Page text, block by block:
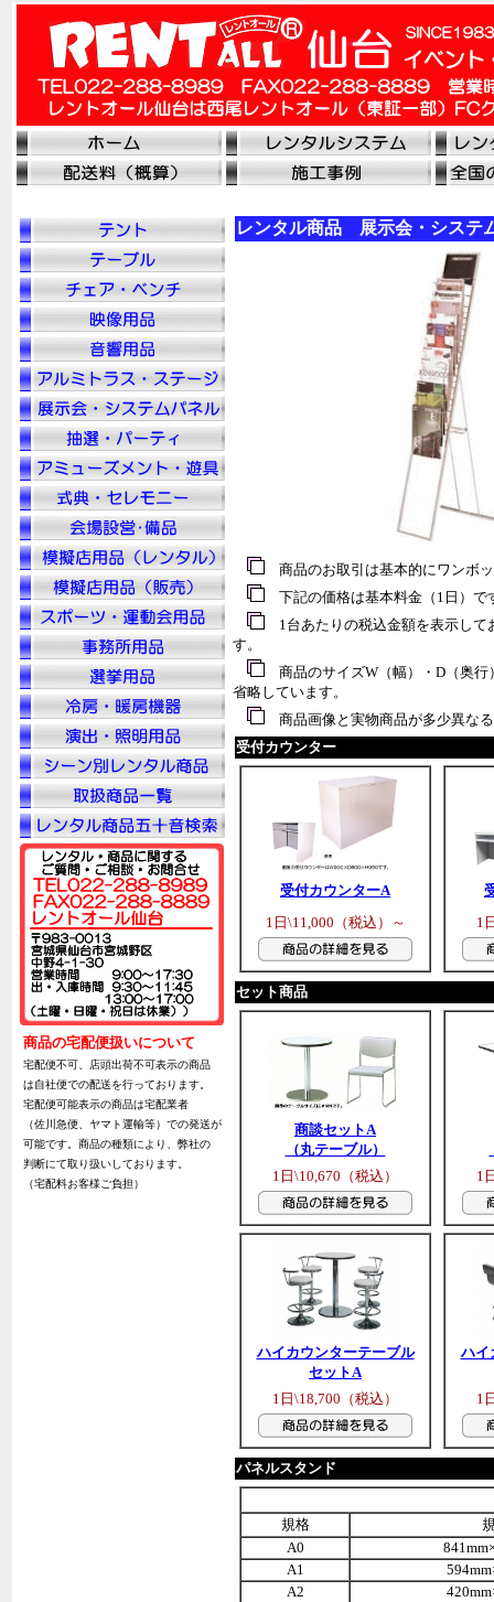
商品の宅配便扱いについて
宅配便不可、店頭出荷不可表示の商品
は自社便での配送を行っております。
宅配便可能表示の商品は宅配業者
（佐川急便、ヤマト運輸等）での発送が
可能です。商品の種類により、弊社の
判断にて取り扱いしております。
（宅配料お客様ご負担）
レンタル商品 展示会・システ
商品のお取引は基本的にワンボ
下記の価格は基本料金（1日）で
1台あたりの税込金額を表示して
す。
商品のサイズW（幅）・D（奥行
省略しています。
商品画像と実物商品が多少異な
受付カウンター
受付カウンターA
1日\11,000（税込）～
1
セット商品
商談セットA
（丸テーブル）
1日\10,670（税込）
1
ハイカウンターテーブル
セットA
1日\18,700（税込）
ハイ
1
パネルスタンド
規格
A0
A1
A2